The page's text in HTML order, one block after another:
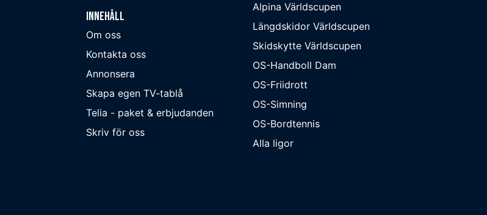
Innehåll
Om oss
Kontakta oss
Annonsera
Skapa egen TV-tablå
Telia - paket & erbjudanden
Skriv för oss
Alpina Världscupen
Längdskidor Världscupen
Skidskytte Världscupen
OS-Handboll Dam
OS-Friidrott
OS-Simning
OS-Bordtennis
Alla ligor